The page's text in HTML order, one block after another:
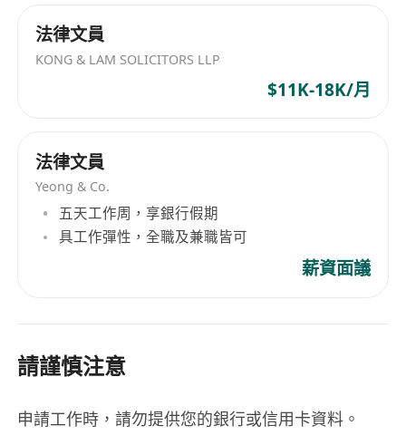
法律文員
KONG & LAM SOLICITORS LLP
$11K-18K/月
法律文員
Yeong & Co.
五天工作周，享銀行假期
具工作彈性，全職及兼職皆可
薪資面議
請謹慎注意
申請工作時，請勿提供您的銀行或信用卡資料。